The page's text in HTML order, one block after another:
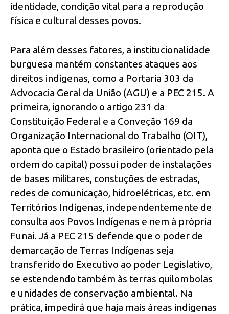
identidade, condição vital para a reprodução
física e cultural desses povos.
Para além desses fatores, a institucionalidade
burguesa mantém constantes ataques aos
direitos indígenas, como a Portaria 303 da
Advocacia Geral da União (AGU) e a PEC 215. A
primeira, ignorando o artigo 231 da
Constituição Federal e a Conveção 169 da
Organização Internacional do Trabalho (OIT),
aponta que o Estado brasileiro (orientado pela
ordem do capital) possui poder de instalações
de bases militares, constuções de estradas,
redes de comunicação, hidroelétricas, etc. em
Territórios Indígenas, independentemente de
consulta aos Povos Indígenas e nem à própria
Funai. Já a PEC 215 defende que o poder de
demarcação de Terras Indígenas seja
transferido do Executivo ao poder Legislativo,
se estendendo também às terras quilombolas
e unidades de conservação ambiental. Na
prática, impedirá que haja mais áreas indígenas